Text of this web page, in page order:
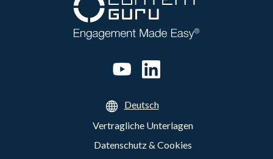
Deutsch
Vertragliche Unterlagen
Datenschutz & Cookies